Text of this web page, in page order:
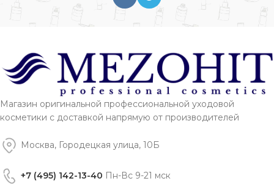
Магазин оригинальной профессиональной уходовой
косметики с доставкой напрямую от производителей
Москва, Городецкая улица, 10Б
+7 (495) 142-13-40 Пн-Вс 9-21 мск